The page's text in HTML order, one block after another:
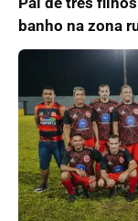
banho na zona